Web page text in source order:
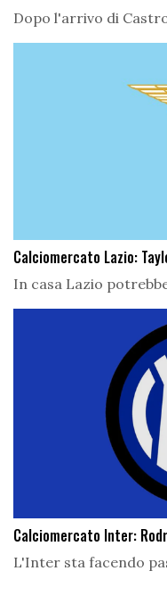
Dopo l'arrivo di
Calciomercato Lazio:
In casa Lazio
Calciomercato Inter:
L'Inter sta facendo